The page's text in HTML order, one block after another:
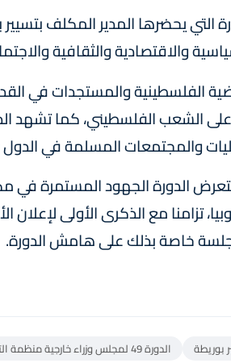
التي يحضرها المدير المكلف
والاقتصادية والثقافية
الفلسطينية والمستجدات في
الشعب الفلسطيني، كما تشهد
والمجتمعات المسلمة في الدول
الدورة الجهود المستمرة في
خاصة بذلك على هامش الدورة.
بوريطة الدورة 49 لمجلس وزراء خارجية منظمة التعاون الإسلامي